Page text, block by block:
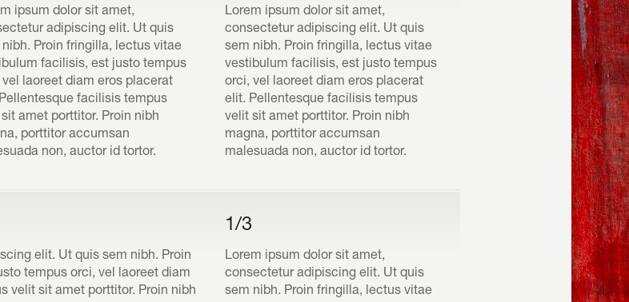
ipsum dolor sit amet,
adipiscing elit. Ut quis
Proin fringilla, lectus vitae
facilisis, est justo tempus
vel laoreet diam eros placerat
facilisis tempus
amet porttitor. Proin nibh
porttitor accumsan
non, auctor id tortor.
Lorem ipsum dolor sit amet,
consectetur adipiscing elit. Ut quis
sem nibh. Proin fringilla, lectus vitae
vestibulum facilisis, est justo tempus
orci, vel laoreet diam eros placerat
elit. Pellentesque facilisis tempus
velit sit amet porttitor. Proin nibh
magna, porttitor accumsan
malesuada non, auctor id tortor.
elit. Ut quis sem nibh. Proin
tempus orci, vel laoreet diam
velit sit amet porttitor. Proin nibh
1/3
Lorem ipsum dolor sit amet,
consectetur adipiscing elit. Ut quis
sem nibh. Proin fringilla, lectus vitae